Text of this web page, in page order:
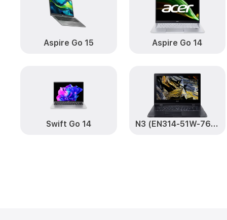
Aspire Go 15 Aspire Go 14
Swift Go 14 N3 (EN314-51W-76BE)